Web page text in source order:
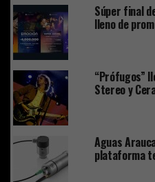
Súper final
lleno de
“Prófugos”
Stereo y
Aguas
plataforma